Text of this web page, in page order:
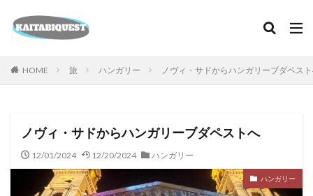
HOME 旅 ハンガリー ノヴィ・サドからハンガリーブダペス
ノヴィ・サドからハンガリーブダペストへ
12/01/2024 12/20/2024 ハンガリー
ハンガリー
カテゴリー